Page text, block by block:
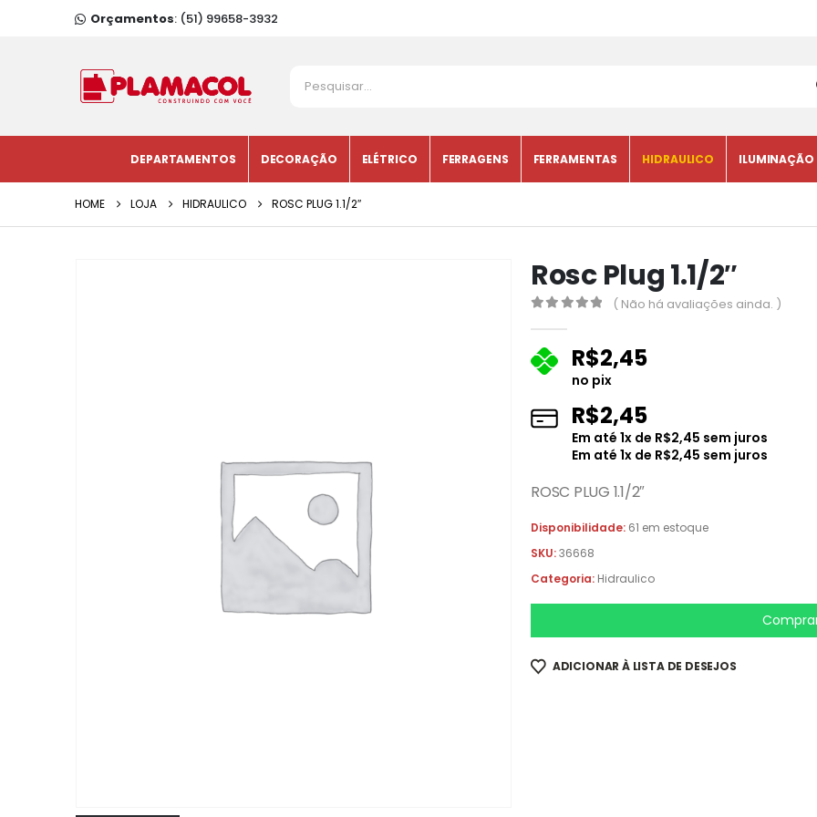
Orçamentos: (51) 99658-3932
DEPARTAMENTOS DECORAÇÃO ELÉTRICO FERRAGENS FERRAMENTAS HIDRAULICO ILUMINAÇÃO
HOME LOJA HIDRAULICO ROSC PLUG 1.1/2″
Rosc Plug 1.1/2″
( Não há avaliações ainda. )
R$2,45
no pix
R$2,45
Em até 1x de R$2,45 sem juros
Em até 1x de R$2,45 sem juros
ROSC PLUG 1.1/2″
Disponibilidade: 61 em estoque
SKU:36668
Categoria: Hidraulico
ADICIONAR À LISTA DE DESEJOS